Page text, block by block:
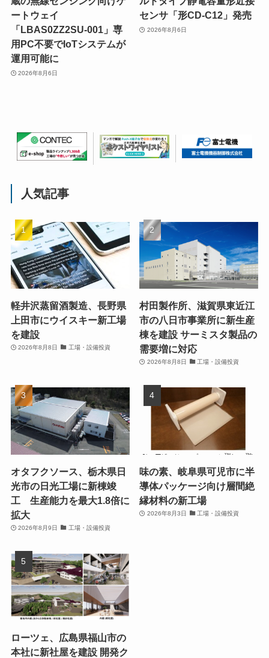
ートウェイ
「LBAS0ZZ2SU-001」専
用PC不要でIoTシステムが
運用可能に
2026年8月6日
センサ「形CD-C12」発売
2026年8月6日
人気記事
軽井沢蒸留酒製造、長野県
上田市にウイスキー新工場
を建設
2026年8月8日 工場・設備投資
村田製作所、滋賀県東近江
市の八日市事業所に新生産
棟を建設 サーミスタ製品の
需要増に対応
2026年8月8日 工場・設備投資
オタフクソース、栃木県日
光市の日光工場に新棟竣
工 生産能力を最大1.8倍に
拡大
2026年8月9日 工場・設備投資
味の素、岐阜県可児市に半
導体パッケージ向け層間絶
縁材料の新工場
2026年8月3日 工場・設備投資
ローツェ、広島県福山市の
本社に新社屋を建設 開発ク